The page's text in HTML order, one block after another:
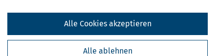
Alle ablehnen
Alle Cookies akzeptieren